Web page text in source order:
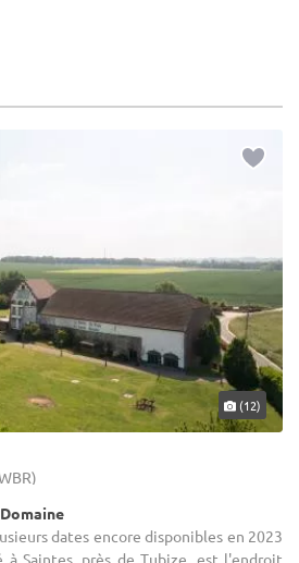
(12)
dates encore disponibles en 2023
Saintes, près de Tubize, est l'endroit